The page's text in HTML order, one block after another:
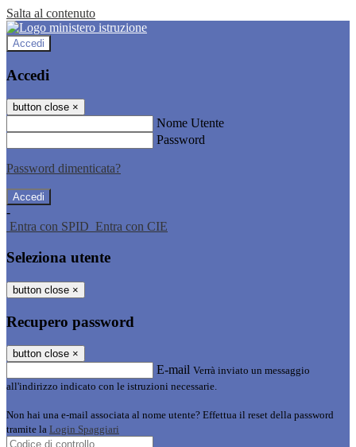
Salta al contenuto
Accedi
Accedi
button close ×
Nome Utente
Password
Password dimenticata?
-
Entra con SPID Entra con CIE
Seleziona utente
button close ×
Recupero password
button close ×
E-mail Verrà inviato un messaggio
all'indirizzo indicato con le istruzioni necessarie.
Non hai una e-mail associata al nome utente? Effettua il reset della password
tramite la Login Spaggiari